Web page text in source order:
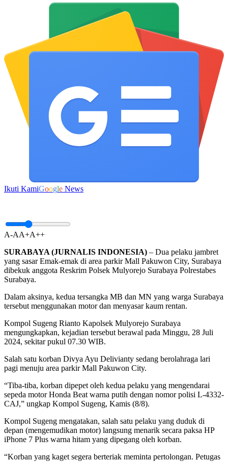
Ikuti KamiGoogle News
A-AA+A++
SURABAYA (JURNALIS INDONESIA) – Dua pelaku jambret
yang sasar Emak-emak di area parkir Mall Pakuwon City, Surabaya
dibekuk anggota Reskrim Polsek Mulyorejo Surabaya Polrestabes
Surabaya.
Dalam aksinya, kedua tersangka MB dan MN yang warga Surabaya
tersebut menggunakan motor dan menyasar kaum rentan.
Kompol Sugeng Rianto Kapolsek Mulyorejo Surabaya
mengungkapkan, kejadian tersebut berawal pada Minggu, 28 Juli
2024, sekitar pukul 07.30 WIB.
Salah satu korban Divya Ayu Delivianty sedang berolahraga lari
pagi menuju area parkir Mall Pakuwon City.
“Tiba-tiba, korban dipepet oleh kedua pelaku yang mengendarai
sepeda motor Honda Beat warna putih dengan nomor polisi L-4332-
CAJ,” ungkap Kompol Sugeng, Kamis (8/8).
Kompol Sugeng mengatakan, salah satu pelaku yang duduk di
depan (mengemudikan motor) langsung menarik secara paksa HP
iPhone 7 Plus warna hitam yang dipegang oleh korban.
“Korban yang kaget segera berteriak meminta pertolongan. Petugas